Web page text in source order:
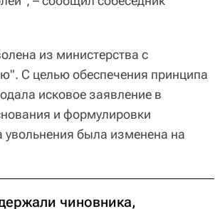
из министерства с
С целью обеспечения принципа
исковое заявление в
и формулировки
была изменена на
чиновника,